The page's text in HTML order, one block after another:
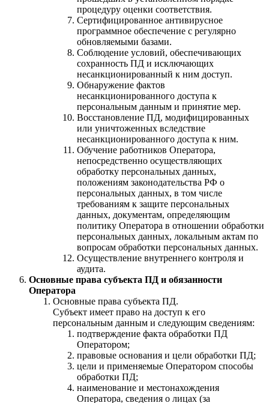
процедуру оценки соответствия.
Сертифицированное антивирусное
программное обеспечение с регулярно
обновляемыми базами.
Соблюдение условий, обеспечивающих
сохранность ПД и исключающих
несанкционированный к ним доступ.
Обнаружение фактов
несанкционированного доступа к
персональным данным и принятие мер.
Восстановление ПД, модифицированных
или уничтоженных вследствие
несанкционированного доступа к ним.
Обучение работников Оператора,
непосредственно осуществляющих
обработку персональных данных,
положениям законодательства РФ о
персональных данных, в том числе
требованиям к защите персональных
данных, документам, определяющим
политику Оператора в отношении обработки
персональных данных, локальным актам по
вопросам обработки персональных данных.
Осуществление внутреннего контроля и
аудита.
Основные права субъекта ПД и обязанности
Оператора
Основные права субъекта ПД.
Субъект имеет право на доступ к его
персональным данным и следующим сведениям:
подтверждение факта обработки ПД
Оператором;
правовые основания и цели обработки ПД;
цели и применяемые Оператором способы
обработки ПД;
наименование и местонахождения
Оператора, сведения о лицах (за